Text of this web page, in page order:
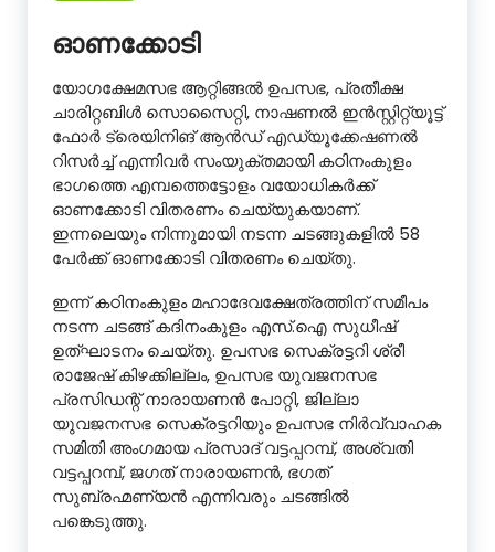
ഓണക്കോടി
യോഗക്ഷേമസഭ ആറ്റിങ്ങൽ ഉപസഭ, പ്രതീക്ഷ
ചാരിറ്റബിൾ സൊസൈറ്റി, നാഷണൽ ഇൻസ്റ്റിറ്റ്യൂട്ട്
ഫോർ ട്രെയിനിങ് ആൻഡ് എഡ്യൂക്കേഷണൽ
റിസർച്ച് എന്നിവർ സംയുക്തമായി കഠിനംകുളം
ഭാഗത്തെ എമ്പത്തെട്ടോളം വയോധികർക്ക്
ഓണക്കോടി വിതരണം ചെയ്യുകയാണ്.
ഇന്നലെയും നിന്നുമായി നടന്ന ചടങ്ങുകളിൽ 58
പേർക്ക് ഓണക്കോടി വിതരണം ചെയ്തു.
ഇന്ന് കഠിനംകുളം മഹാദേവക്ഷേത്രത്തിന് സമീപം
നടന്ന ചടങ്ങ് കദിനംകുളം എസ്.ഐ സുധീഷ്
ഉത്ഘാടനം ചെയ്തു. ഉപസഭ സെക്രട്ടറി ശ്രീ
രാജേഷ് കിഴക്കില്ലം, ഉപസഭ യുവജനസഭ
പ്രസിഡന്റ് നാരായണൻ പോറ്റി, ജില്ലാ
യുവജനസഭ സെക്രട്ടറിയും ഉപസഭ നിർവ്വാഹക
സമിതി അംഗമായ പ്രസാദ് വട്ടപ്പറമ്പ്, അശ്വതി
വട്ടപ്പറമ്പ്, ജഗത് നാരായണൻ, ഭഗത്
സുബ്രഹ്മണ്യൻ എന്നിവരും ചടങ്ങിൽ
പങ്കെടുത്തു.